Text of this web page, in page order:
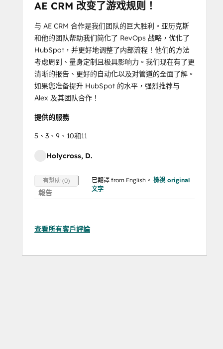
AE CRM 改变了游戏规则！
与 AE CRM 合作是我们团队的巨大胜利。亚历克斯
和他的团队帮助我们简化了 RevOps 战略，优化了
HubSpot，并更好地调整了内部流程！他们的方法
考虑周到、量身定制且极具影响力。我们现在有了更
清晰的报告、更好的自动化以及对管道的全面了解。
如果您准备提升 HubSpot 的水平，强烈推荐与
Alex 及其团队合作！
提供的服務
5、3、9、10和11
Holycross, D.
有幫助 (0)
報告
已翻譯 from English。 檢視 original
文字
查看所有客戶評論